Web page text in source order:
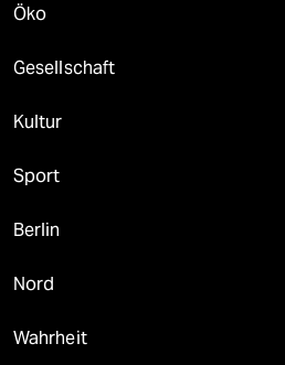
Öko
Gesellschaft
Kultur
Sport
Berlin
Nord
Wahrheit